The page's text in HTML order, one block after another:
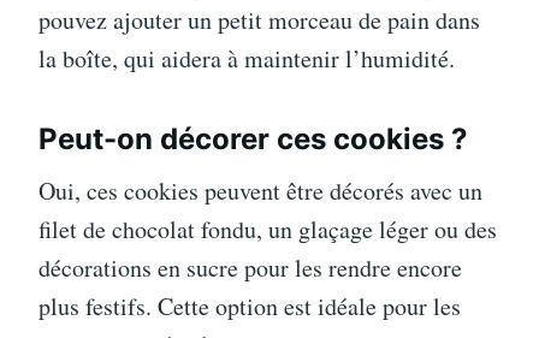
pouvez ajouter un petit morceau de pain dans
la boîte, qui aidera à maintenir l’humidité.
Peut-on décorer ces cookies ?
Oui, ces cookies peuvent être décorés avec un
filet de chocolat fondu, un glaçage léger ou des
décorations en sucre pour les rendre encore
plus festifs. Cette option est idéale pour les